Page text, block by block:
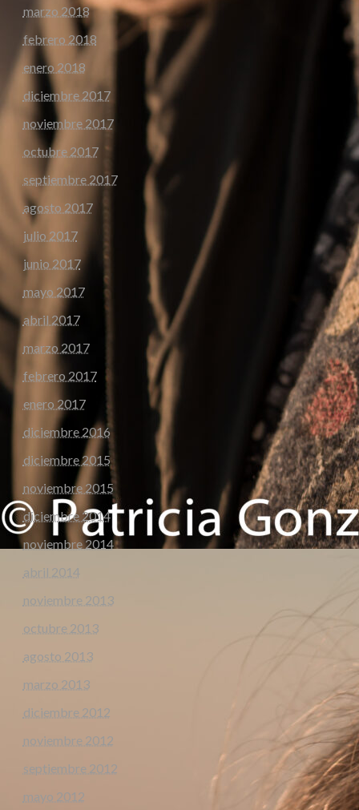
marzo 2018
febrero 2018
enero 2018
diciembre 2017
noviembre 2017
octubre 2017
septiembre 2017
agosto 2017
julio 2017
junio 2017
mayo 2017
abril 2017
marzo 2017
febrero 2017
enero 2017
diciembre 2016
diciembre 2015
noviembre 2015
diciembre 2014
noviembre 2014
abril 2014
noviembre 2013
octubre 2013
agosto 2013
marzo 2013
diciembre 2012
noviembre 2012
septiembre 2012
mayo 2012